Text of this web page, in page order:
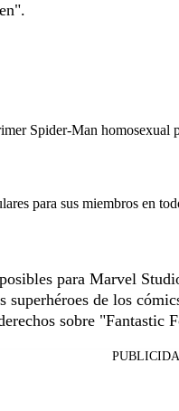
Spider-Man homosexual
para sus miembros en
para Marvel
superhéroes de los
sobre "Fantastic